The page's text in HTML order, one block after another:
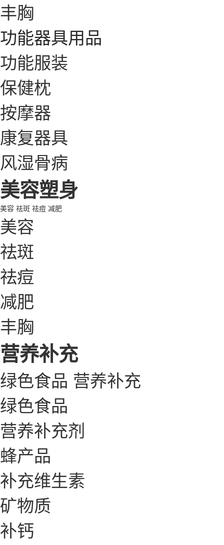
丰胸
功能器具用品
功能服装
保健枕
按摩器
康复器具
风湿骨病
美容塑身
美容 祛斑 祛痘 减肥
美容
祛斑
祛痘
减肥
丰胸
营养补充
绿色食品 营养补充
绿色食品
营养补充剂
蜂产品
补充维生素
矿物质
补钙